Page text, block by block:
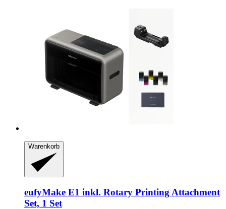
Warenkorb
eufyMake E1 inkl. Rotary Printing Attachment
Set, 1 Set